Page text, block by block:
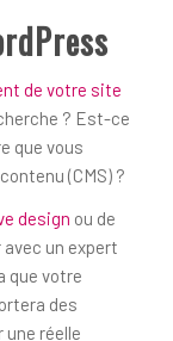
de votre site
? Est-ce
que vous
(CMS) ?
design ou de
un expert
que votre
des
réelle